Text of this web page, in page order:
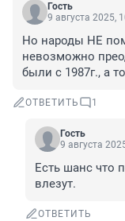
Гость
9 августа 2025,
Но народы НЕ
невозможно
были с 1987г., а
ОТВЕТИТЬ 1
Гость
9 августа
Есть шанс что
влезут.
ОТВЕТИТЬ